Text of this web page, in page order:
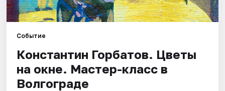
События
Города
Площадки
Событие
Константин Горбатов. Цветы
на окне. Мастер-класс в
Волгограде